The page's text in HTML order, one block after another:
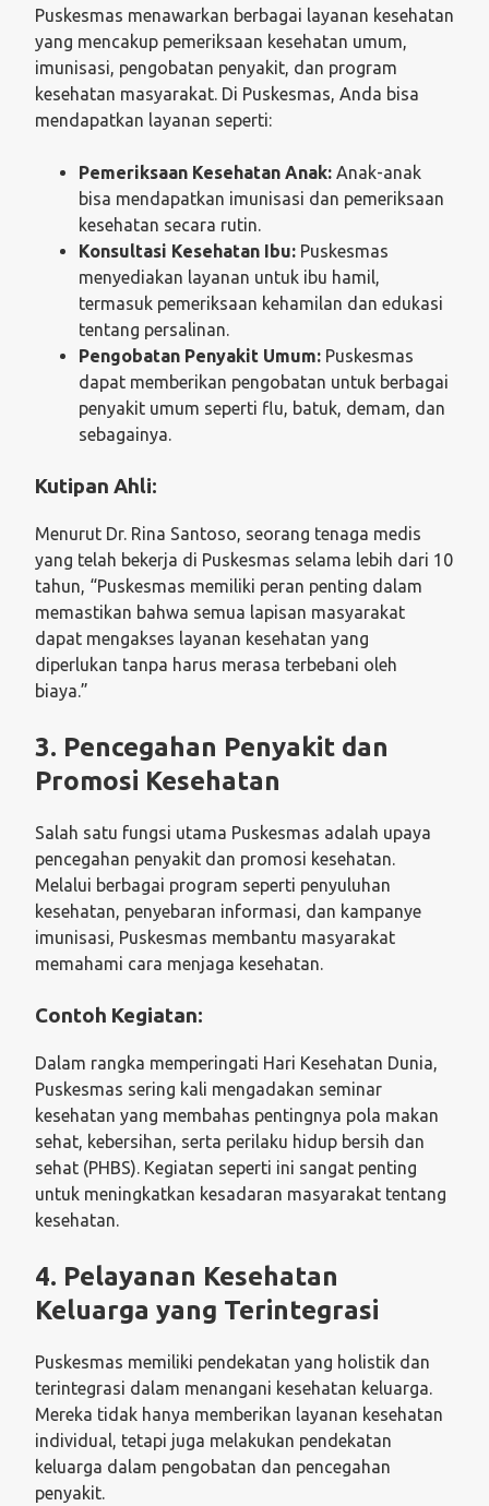
Puskesmas menawarkan berbagai layanan kesehatan
yang mencakup pemeriksaan kesehatan umum,
imunisasi, pengobatan penyakit, dan program
kesehatan masyarakat. Di Puskesmas, Anda bisa
mendapatkan layanan seperti:
Pemeriksaan Kesehatan Anak: Anak-anak
bisa mendapatkan imunisasi dan pemeriksaan
kesehatan secara rutin.
Konsultasi Kesehatan Ibu: Puskesmas
menyediakan layanan untuk ibu hamil,
termasuk pemeriksaan kehamilan dan edukasi
tentang persalinan.
Pengobatan Penyakit Umum: Puskesmas
dapat memberikan pengobatan untuk berbagai
penyakit umum seperti flu, batuk, demam, dan
sebagainya.
Kutipan Ahli:
Menurut Dr. Rina Santoso, seorang tenaga medis
yang telah bekerja di Puskesmas selama lebih dari 10
tahun, “Puskesmas memiliki peran penting dalam
memastikan bahwa semua lapisan masyarakat
dapat mengakses layanan kesehatan yang
diperlukan tanpa harus merasa terbebani oleh
biaya.”
3. Pencegahan Penyakit dan
Promosi Kesehatan
Salah satu fungsi utama Puskesmas adalah upaya
pencegahan penyakit dan promosi kesehatan.
Melalui berbagai program seperti penyuluhan
kesehatan, penyebaran informasi, dan kampanye
imunisasi, Puskesmas membantu masyarakat
memahami cara menjaga kesehatan.
Contoh Kegiatan:
Dalam rangka memperingati Hari Kesehatan Dunia,
Puskesmas sering kali mengadakan seminar
kesehatan yang membahas pentingnya pola makan
sehat, kebersihan, serta perilaku hidup bersih dan
sehat (PHBS). Kegiatan seperti ini sangat penting
untuk meningkatkan kesadaran masyarakat tentang
kesehatan.
4. Pelayanan Kesehatan
Keluarga yang Terintegrasi
Puskesmas memiliki pendekatan yang holistik dan
terintegrasi dalam menangani kesehatan keluarga.
Mereka tidak hanya memberikan layanan kesehatan
individual, tetapi juga melakukan pendekatan
keluarga dalam pengobatan dan pencegahan
penyakit.